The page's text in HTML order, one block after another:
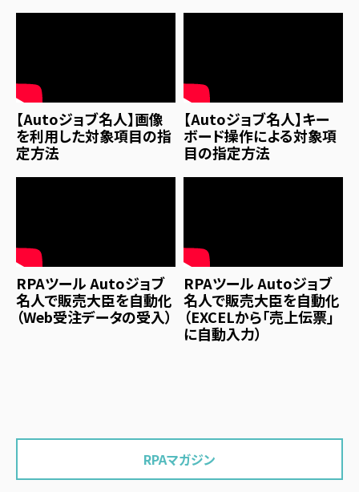
【Autoジョブ名人】画像
を利用した対象項目の指
定方法
【Autoジョブ名人】キー
ボード操作による対象項
目の指定方法
RPAツール Autoジョブ
名人で販売大臣を自動化
（Web受注データの受入）
RPAツール Autoジョブ
名人で販売大臣を自動化
（EXCELから「売上伝票」
に自動入力）
RPAマガジン